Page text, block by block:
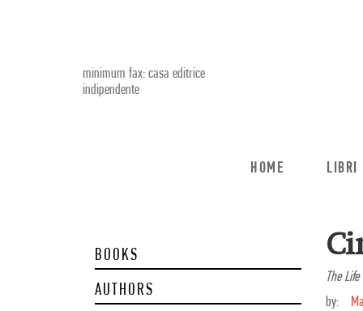
minimum fax: casa editrice
indipendente
HOME LIBRI
BOOKS
AUTHORS
The
by: